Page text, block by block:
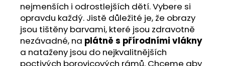
nejmenších i odrostlejších dětí. Vybere si
opravdu každý. Jistě důležité je, že obrazy
jsou tištěny barvami, které jsou zdravotně
nezávadné, na plátně s přírodními vlákny
a nataženy jsou do nejkvalitnějších
poctivých borovicových rámů. Chceme aby